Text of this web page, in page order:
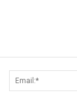
Nume:*